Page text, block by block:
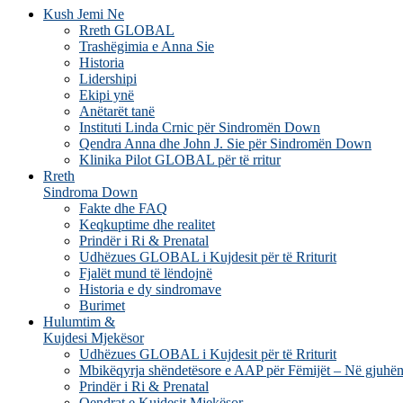
Kush Jemi Ne
Rreth GLOBAL
Trashëgimia e Anna Sie
Historia
Lidershipi
Ekipi ynë
Anëtarët tanë
Instituti Linda Crnic për Sindromën Down
Qendra Anna dhe John J. Sie për Sindromën Down
Klinika Pilot GLOBAL për të rritur
Rreth
Sindroma Down
Fakte dhe FAQ
Keqkuptime dhe realitet
Prindër i Ri & Prenatal
Udhëzues GLOBAL i Kujdesit për të Rriturit
Fjalët mund të lëndojnë
Historia e dy sindromave
Burimet
Hulumtim &
Kujdesi Mjekësor
Udhëzues GLOBAL i Kujdesit për të Rriturit
Mbikëqyrja shëndetësore e AAP për Fëmijët – Në
Prindër i Ri & Prenatal